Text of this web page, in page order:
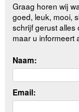
Graag horen wij
goed, leuk, mooi,
schrijf gerust alles
maar u informeert
Naam:
Email: